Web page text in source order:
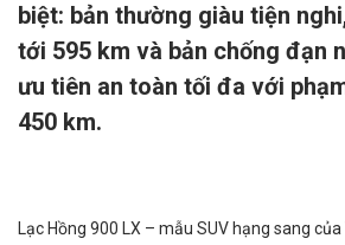
biệt: bản thường giàu tiện
tới 595 km và bản chống đạn
ưu tiên an toàn tối đa với
450 km.
Lạc Hồng 900 LX – mẫu SUV hạng sang